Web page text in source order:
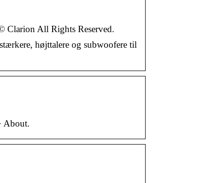
Clarion All Rights Reserved.
højttalere og subwoofere til
About.